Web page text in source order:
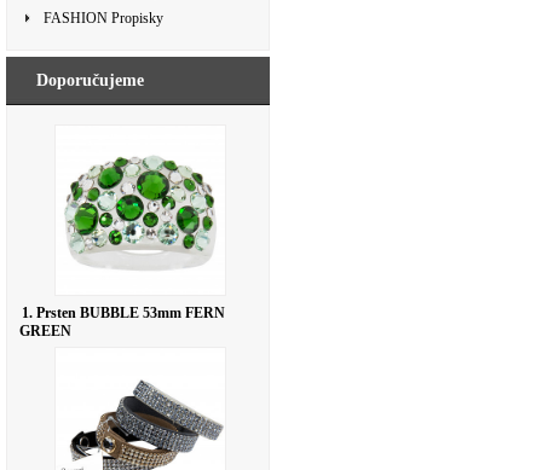
FASHION Propisky
Doporučujeme
1. Prsten BUBBLE 53mm FERN
GREEN